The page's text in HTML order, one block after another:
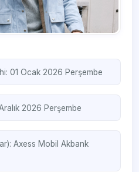
01 Ocak 2026 Perşembe
2026 Perşembe
Axess MobilAkbank